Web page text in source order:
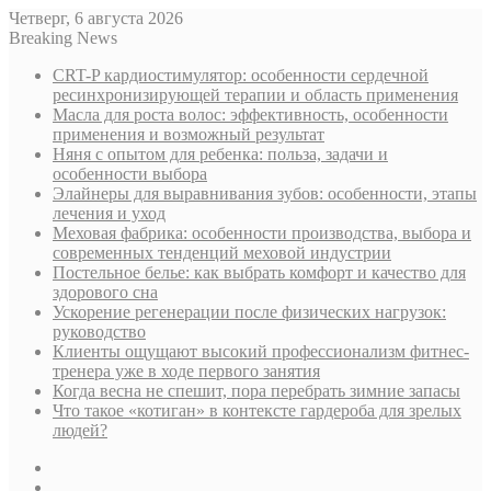
Четверг, 6 августа 2026
Breaking News
CRT-P кардиостимулятор: особенности сердечной
ресинхронизирующей терапии и область применения
Масла для роста волос: эффективность, особенности
применения и возможный результат
Няня с опытом для ребенка: польза, задачи и
особенности выбора
Элайнеры для выравнивания зубов: особенности, этапы
лечения и уход
Меховая фабрика: особенности производства, выбора и
современных тенденций меховой индустрии
Постельное белье: как выбрать комфорт и качество для
здорового сна
Ускорение регенерации после физических нагрузок:
руководство
Клиенты ощущают высокий профессионализм фитнес-
тренера уже в ходе первого занятия
Когда весна не спешит, пора перебрать зимние запасы
Что такое «котиган» в контексте гардероба для зрелых
людей?